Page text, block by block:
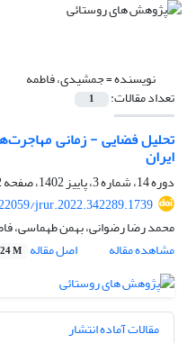
نویسنده =جمشیدی، فاطمه
تعداد مقالات: 1
تحلیل فضایی - زمانی
ایران
دوره 14، شماره 3، پاییز 1402، صفحه
jrur.2022.342289.1739
محمد رضا رضوانی، بهمن طهماسی،
مشاهده مقاله
اصل مقاله M
مقالات آماده انتشار